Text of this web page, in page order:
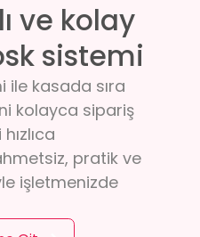
ve kolay
sistemi
ile kasada sıra
kolayca sipariş
pratik ve
işletmenizde